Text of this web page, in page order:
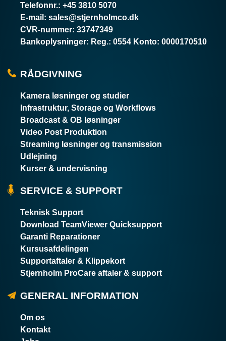
Telefonnr.: +45 3810 5070
E-mail : sales@stjernholmco.dk
CVR-nummer: 33747349
Bankoplysninger: Reg.: 0554 Konto: 0000170510
RÅDGIVNING
Kamera løsninger og studier
Infrastruktur, Storage og Workflows
Broadcast & OB løsninger
Video Post Produktion
Streaming løsninger og transmission
Udlejning
Kurser & undervisning
SERVICE & SUPPORT
Teknisk Support
Download TeamViewer Quicksupport
Garanti Reparationer
Kursusafdelingen
Supportaftaler & Klippekort
Stjernholm ProCare aftaler & support
GENERAL INFORMATION
Om os
Kontakt